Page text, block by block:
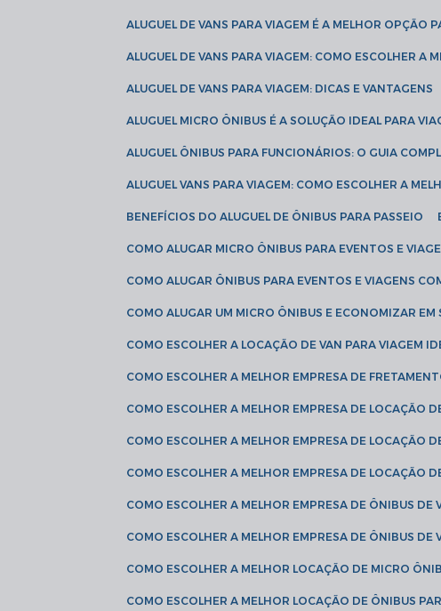
ALUGUEL DE VANS PARA VIAGEM É A MELHOR OPÇÃO
ALUGUEL DE VANS PARA VIAGEM: COMO ESCOLHER A
ALUGUEL DE VANS PARA VIAGEM: DICAS E VANTAGENS
ALUGUEL MICRO ÔNIBUS É A SOLUÇÃO IDEAL PARA
ALUGUEL ÔNIBUS PARA FUNCIONÁRIOS: O GUIA
ALUGUEL VANS PARA VIAGEM: COMO ESCOLHER A
BENEFÍCIOS DO ALUGUEL DE ÔNIBUS PARA PASSEIO
COMO ALUGAR MICRO ÔNIBUS PARA EVENTOS E
COMO ALUGAR ÔNIBUS PARA EVENTOS E VIAGENS
COMO ALUGAR UM MICRO ÔNIBUS E ECONOMIZAR EM
COMO ESCOLHER A LOCAÇÃO DE VAN PARA VIAGEM
COMO ESCOLHER A MELHOR EMPRESA DE
COMO ESCOLHER A MELHOR EMPRESA DE LOCAÇÃO
COMO ESCOLHER A MELHOR EMPRESA DE LOCAÇÃO
COMO ESCOLHER A MELHOR EMPRESA DE LOCAÇÃO
COMO ESCOLHER A MELHOR EMPRESA DE ÔNIBUS
COMO ESCOLHER A MELHOR EMPRESA DE ÔNIBUS
COMO ESCOLHER A MELHOR LOCAÇÃO DE MICRO
COMO ESCOLHER A MELHOR LOCAÇÃO DE ÔNIBUS